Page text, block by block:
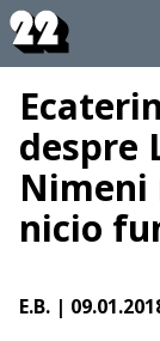
despre
Nimeni
nicio
E.B. |